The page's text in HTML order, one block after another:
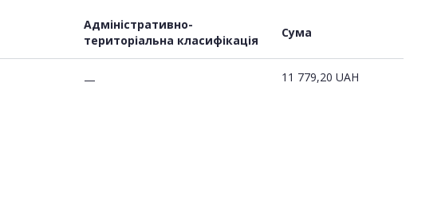
Адміністративно-
територіальна класифікація
Сума
— 11 779,20 UAH